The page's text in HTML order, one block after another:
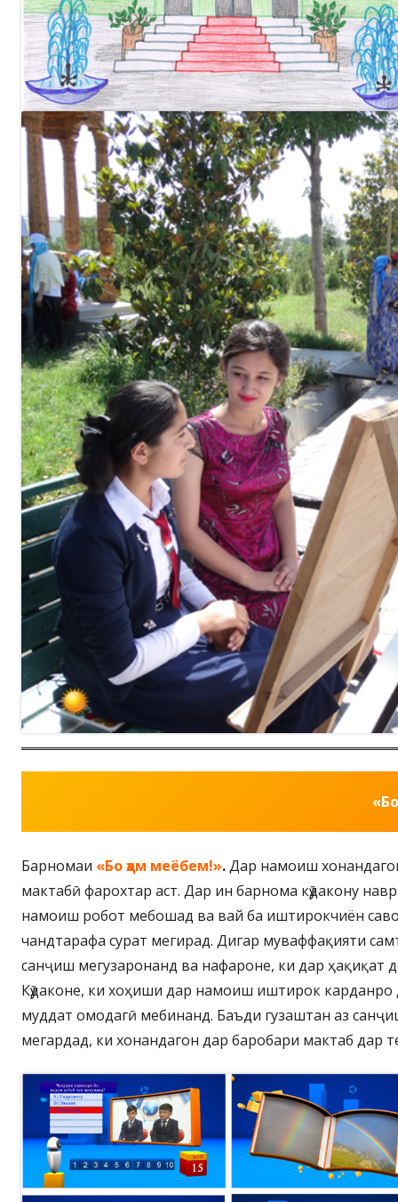
Барномаи «Бо ҳам меёбем!».Дар намоиш
мактабӣ фарохтар аст. Дар ин барнома кӯдакону
намоиш робот мебошад ва вай ба иштирокчиён
чандтарафа сурат мегирад. Дигар муваффақияти
санҷиш мегузаронанд ва нафароне, ки дар
Кӯдаконе, ки хоҳиши дар намоиш иштирок
муддат омодагӣ мебинанд. Баъди гузаштан аз
мегардад, ки хонандагон дар баробари мактаб